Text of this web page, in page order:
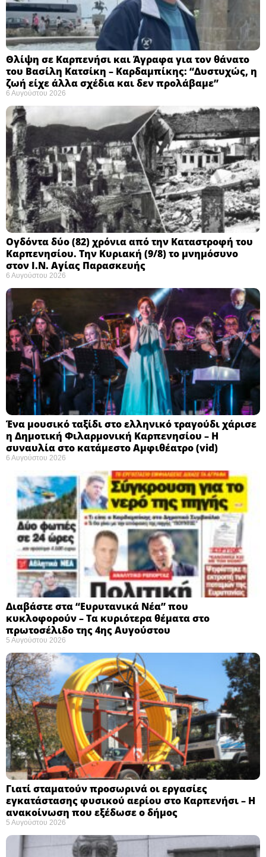
Θλίψη σε Καρπενήσι και Άγραφα για τον θάνατο
του Βασίλη Κατσίκη – Καρδαμπίκης: “Δυστυχώς, η
ζωή είχε άλλα σχέδια και δεν προλάβαμε”
6 Αυγούστου 2026
Ογδόντα δύο (82) χρόνια από την Καταστροφή του
Καρπενησίου. Την Κυριακή (9/8) το μνημόσυνο
στον Ι.Ν. Αγίας Παρασκευής
6 Αυγούστου 2026
Ένα μουσικό ταξίδι στο ελληνικό τραγούδι χάρισε
η Δημοτική Φιλαρμονική Καρπενησίου – Η
συναυλία στο κατάμεστο Αμφιθέατρο (vid)
6 Αυγούστου 2026
Διαβάστε στα “Ευρυτανικά Νέα” που
κυκλοφορούν – Τα κυριότερα θέματα στο
πρωτοσέλιδο της 4ης Αυγούστου
5 Αυγούστου 2026
Γιατί σταματούν προσωρινά οι εργασίες
εγκατάστασης φυσικού αερίου στο Καρπενήσι – Η
ανακοίνωση που εξέδωσε ο δήμος
5 Αυγούστου 2026